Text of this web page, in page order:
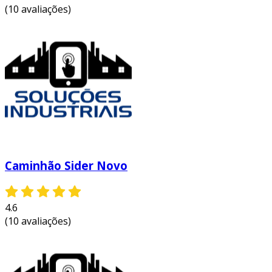
(10 avaliações)
Caminhão Sider Novo
4.6
(10 avaliações)